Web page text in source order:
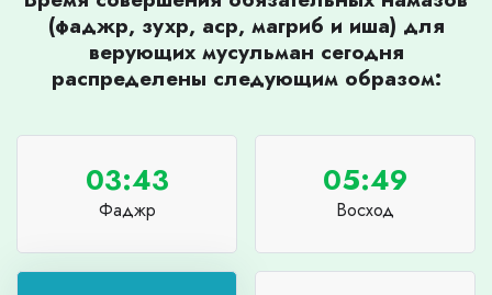
(фаджр, зухр, аср, магриб и иша) для
верующих мусульман сегодня
распределены следующим образом:
03:43
Фаджр
05:49
Восход